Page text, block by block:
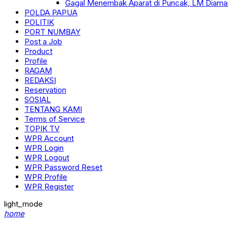
Gagal Menembak Aparat di Puncak, LM
POLDA PAPUA
POLITIK
PORT NUMBAY
Post a Job
Product
Profile
RAGAM
REDAKSI
Reservation
SOSIAL
TENTANG KAMI
Terms of Service
TOPIK TV
WPR Account
WPR Login
WPR Logout
WPR Password Reset
WPR Profile
WPR Register
light_mode
home